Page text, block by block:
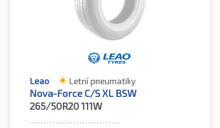
Leao Letní pneumatiky
Nova-Force C/S XL BSW
265/50R20111W